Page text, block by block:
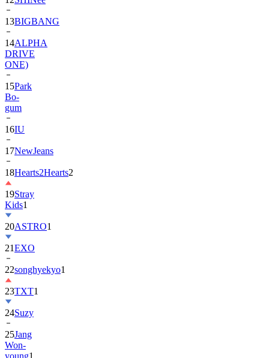
13BIGBANG
14ALPHA
DRIVE
ONE)
15Park
Bo-
gum
16IU
17NewJeans
18Hearts2Hearts2
19Stray
Kids1
20ASTRO1
21EXO
22songhyekyo1
23TXT1
24Suzy
25Jang
Won-
young1